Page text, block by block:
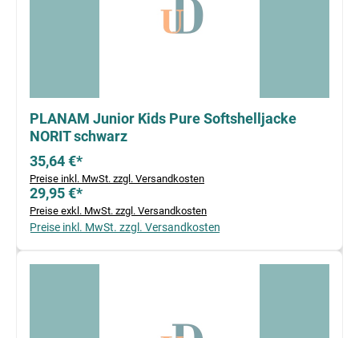
PLANAM Junior Kids Pure Softshelljacke
NORIT schwarz
35,64 €*
Preise inkl. MwSt. zzgl. Versandkosten
29,95 €*
Preise exkl. MwSt. zzgl. Versandkosten
Preise inkl. MwSt. zzgl. Versandkosten